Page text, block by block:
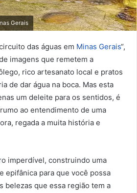
Gerais
das águas em Minas Gerais“,
imagens que remetem a
rico artesanato local e pratos
de dar água na boca. Mas esta
um deleite para os sentidos, é
ao entendimento de uma
regada a muita história e
imperdível, construindo uma
epifânica para que você possa
belezas que essa região tem a